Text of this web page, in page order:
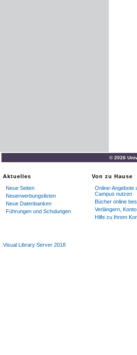
© 2026
Aktuelles
Neue Seiten
Neuerwerbungslisten
Neue Datenbanken
Führungen und Schulungen
Von zu Hause
Online-Angebote
Campus nutzen
Bücher online
Verlängern,
Hilfe zu Ihrem
Visual Library Server 2018